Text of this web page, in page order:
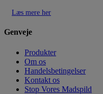
Læs mere her
Genveje
Produkter
Om os
Handelsbetingelser
Kontakt os
Stop Vores Madspild